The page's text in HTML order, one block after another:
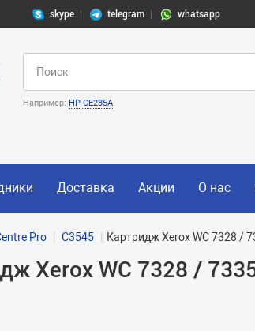
skype telegram whatsapp
Например: HP CE285A
Доставка Акции О нас
Pro C3545 Картридж Xerox WC 7328 /
Xerox WC 7328 /